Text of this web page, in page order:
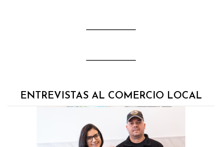
ENTREVISTAS AL COMERCIO LOCAL